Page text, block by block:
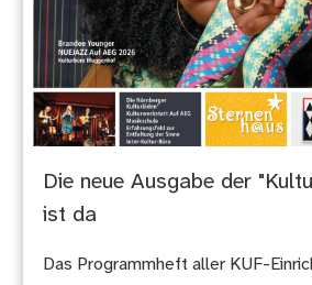
Die neue Ausgabe der
ist da
Das Programmheft aller KUF-